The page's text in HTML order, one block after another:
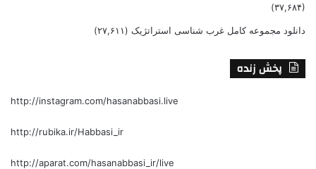
(۳۷,۶۸۴)
دانلود مجموعه کامل غرب شناسی استراتژیک (۲۷,۶۱۱)
پخش زنده
http://instagram.com/hasanabbasi.live
http://rubika.ir/Habbasi_ir
http://aparat.com/hasanabbasi_ir/live